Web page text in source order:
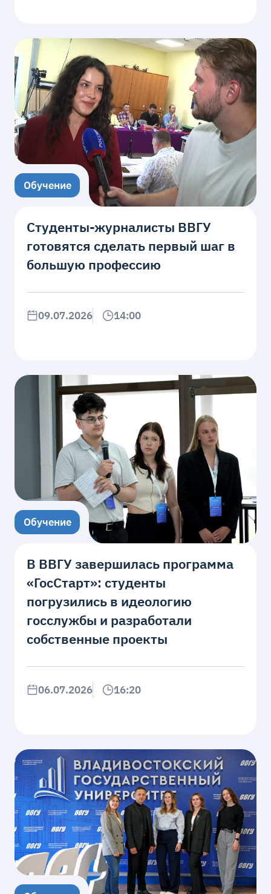
Обучение
Студенты-журналисты ВВГУ
готовятся сделать первый шаг в
большую профессию
09.07.2026 14:00
Обучение
В ВВГУ завершилась программа
«ГосСтарт»: студенты
погрузились в идеологию
госслужбы и разработали
собственные проекты
06.07.2026 16:20